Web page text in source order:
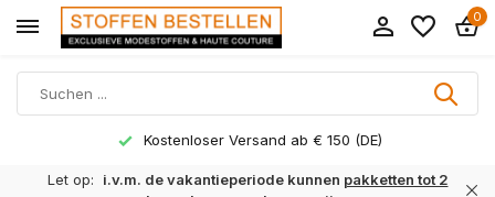
0
Lieferzeit 1 bis 3 Arbeitstage
Let op: i.v.m. de vakantieperiode kunnen pakketten tot 2